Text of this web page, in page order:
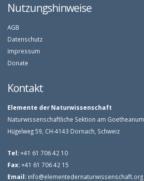
Nutzungshinweise
AGB
Datenschutz
Impressum
Donate
Kontakt
Elemente der Naturwissenschaft
Naturwissenschaftliche Sektion am Goetheanum
Hügelweg 59, CH-4143 Dornach, Schweiz
Tel:+41 61 706 42 10
Fax:+41 61 706 42 15
Email: info@elementedernaturwissenschaft.org